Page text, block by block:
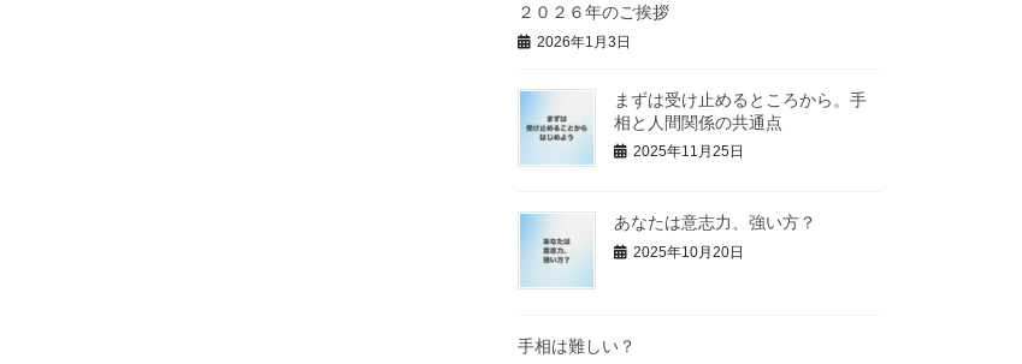
２０２６年のご挨拶
2026年1月3日
まずは受け止めるところから。手
相と人間関係の共通点
2025年11月25日
あなたは意志力、強い方？
2025年10月20日
手相は難しい？